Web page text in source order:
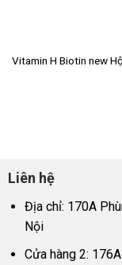
Vitamin H Biotin new
Liên hệ
Địa chỉ: 170A
Nội
Cửa hàng 2: